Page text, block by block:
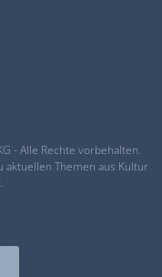
- Alle Rechte vorbehalten.
aktuellen Themen aus Kultur